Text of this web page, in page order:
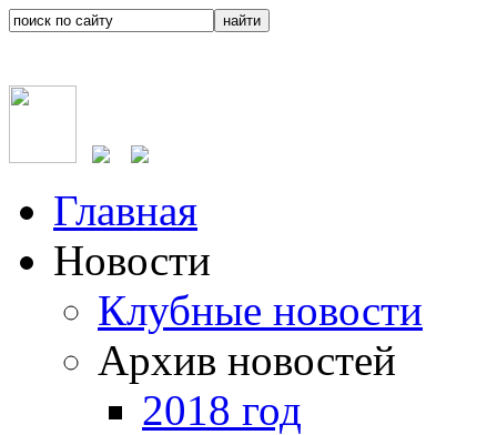
Главная
Новости
Клубные новости
Архив новостей
2018 год